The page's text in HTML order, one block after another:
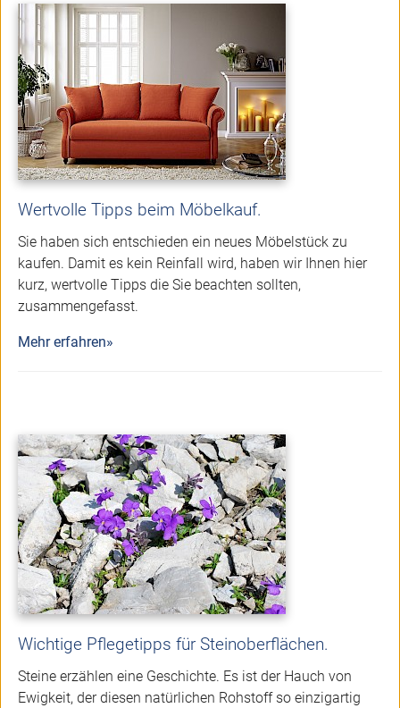
Wertvolle Tipps beim Möbelkauf.
Sie haben sich entschieden ein neues Möbelstück zu
kaufen. Damit es kein Reinfall wird, haben wir Ihnen hier
kurz, wertvolle Tipps die Sie beachten sollten,
zusammengefasst.
Mehr erfahren»
Wichtige Pflegetipps für Steinoberflächen.
Steine erzählen eine Geschichte. Es ist der Hauch von
Ewigkeit, der diesen natürlichen Rohstoff so einzigartig